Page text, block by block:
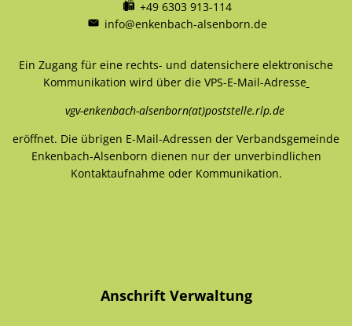
+49 6303 913-114
info@enkenbach-alsenborn.de
Ein Zugang für eine rechts- und datensichere elektronische
Kommunikation wird über die VPS-E-Mail-Adresse
vgv-enkenbach-alsenborn(at)poststelle.rlp.de
eröffnet. Die übrigen E-Mail-Adressen der Verbandsgemeinde
Enkenbach-Alsenborn dienen nur der unverbindlichen
Kontaktaufnahme oder Kommunikation.
Anschrift Verwaltung